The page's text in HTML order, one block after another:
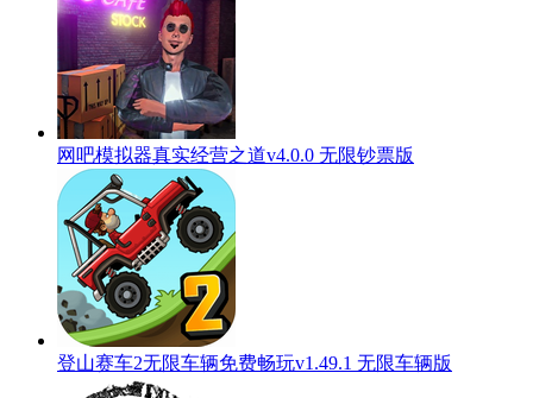
网吧模拟器真实经营之道v4.0.0 无限钞票版
登山赛车2无限车辆免费畅玩v1.49.1 无限车辆版